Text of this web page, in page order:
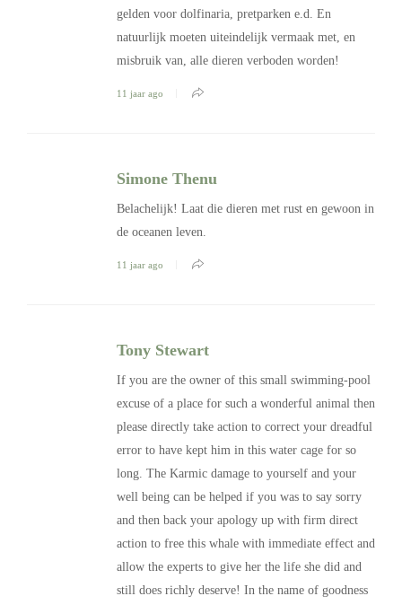
gelden voor dolfinaria, pretparken e.d. En
natuurlijk moeten uiteindelijk vermaak met, en
misbruik van, alle dieren verboden worden!
11 jaar ago
Simone Thenu
Belachelijk! Laat die dieren met rust en gewoon in
de oceanen leven.
11 jaar ago
Tony Stewart
If you are the owner of this small swimming-pool
excuse of a place for such a wonderful animal then
please directly take action to correct your dreadful
error to have kept him in this water cage for so
long. The Karmic damage to yourself and your
well being can be helped if you was to say sorry
and then back your apology up with firm direct
action to free this whale with immediate effect and
allow the experts to give her the life she did and
still does richly deserve! In the name of goodness